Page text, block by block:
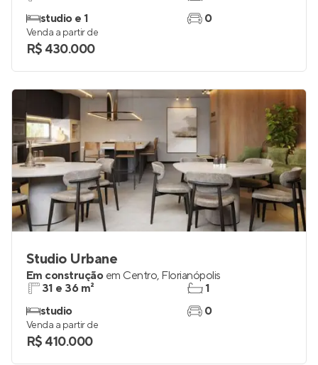
studio e 1
0
Venda a partir de
R$ 430.000
Studio Urbane
Em construção em Centro, Florianópolis
31 e 36 m²
studio
1
0
Venda a partir de
R$ 410.000